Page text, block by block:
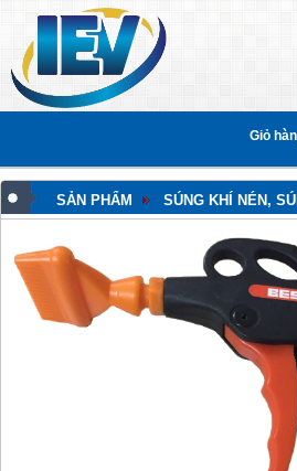
Giỏ
SẢN PHẨM SÚNG KHÍ NÉN,